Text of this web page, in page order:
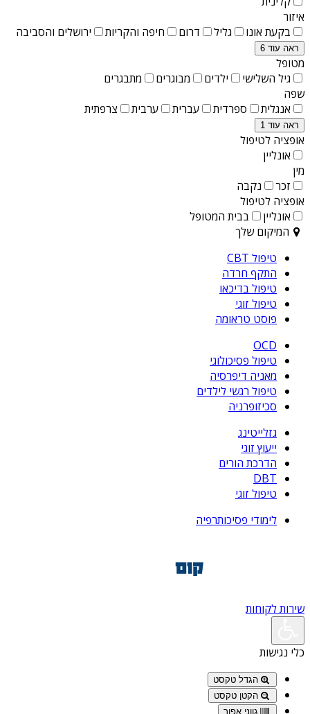
איזור
בקעת אונו
גליל דרום חיפה והקריות ירושלים והסביבה
ראה עוד 6
מטופל
גיל השלישי
ילדים מבוגרים
מתבגרים
שפה
אנגלית
ספרדית עברית ערבית צרפתית
ראה עוד 1
אופציה לטיפול
אונליין
מין
זכר
נקבה
אופציה לטיפול
אונליין
בבית המטופל
המיקום שלך
טיפול CBT
התקף חרדה
טיפול בדיכאו
טיפול זוגי
פוסט טראומה
OCD
טיפול פסיכולוגי
מאניה דיפרסיה
טיפול רגשי לילדים
סכיזופרניה
גזלייטינג
ייעוץ זוגי
הדרכת הורים
DBT
טיפול זוגי
לימודי פסיכותרפיה
שירות לקוחות
כלי נגישות
הגדל טקסט
הקטן טקסט
גווני אפור